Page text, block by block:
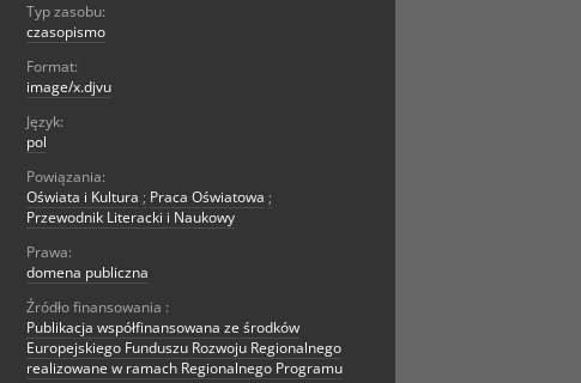
Typ zasobu:
czasopismo
Format:
image/x.djvu
Język:
pol
Powiązania:
Oświata i Kultura ; Praca Oświatowa ;
Przewodnik Literacki i Naukowy
Prawa:
domena publiczna
Źródło finansowania :
Publikacja współfinansowana ze środków
Europejskiego Funduszu Rozwoju Regionalnego
realizowane w ramach Regionalnego Programu